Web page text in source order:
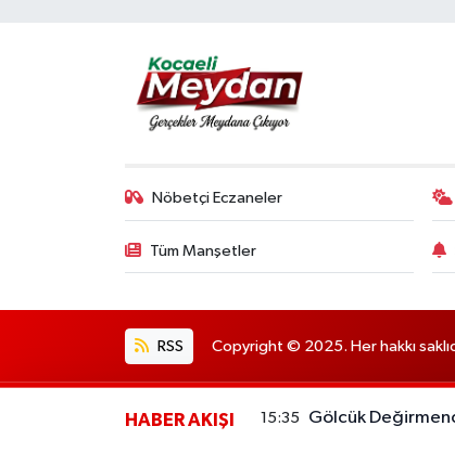
Nöbetçi Eczaneler
Tüm Manşetler
RSS Copyright © 2025. Her hakkı
HABER AKIŞI 15:35 Gölcük